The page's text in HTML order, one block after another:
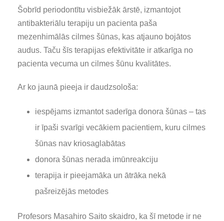
Šobrīd periodontītu visbiežāk ārstē, izmantojot
antibakteriālu terapiju un pacienta paša
mezenhimālās cilmes šūnas, kas atjauno bojātos
audus. Taču šīs terapijas efektivitāte ir atkarīga no
pacienta vecuma un cilmes šūnu kvalitātes.
Ar ko jaunā pieeja ir daudzsološa:
iespējams izmantot saderīga donora šūnas – tas
ir īpaši svarīgi vecākiem pacientiem, kuru cilmes
šūnas nav kriosaglabātas
donora šūnas nerada imūnreakciju
terapija ir pieejamāka un ātrāka nekā
pašreizējās metodes
Profesors Masahiro Saito skaidro, ka šī metode ir ne